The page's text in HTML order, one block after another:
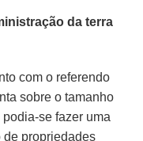
da terra
com o referendo
sobre o tamanho
se fazer uma
de propriedades